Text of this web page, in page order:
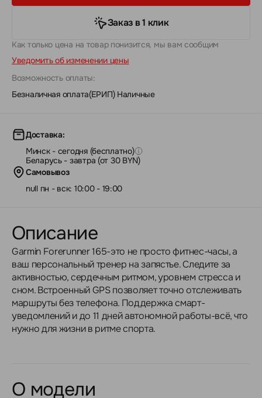
Заказ в 1 клик
Как только цена на товар понизится, мы вам сообщим
Уведомить об изменении цены
Возможность оплаты:
Безналичная оплата(ЕРИП)| Наличные
Доставка:
Минск - сегодня (бесплатно)
Беларусь - завтра (от 30 BYN)
Самовывоз
null пн - вск: 10:00 - 19:00
Описание
Garmin Forerunner 165-это не просто фитнес-часы, а
ваш персональный тренер на запястье. Следите за
активностью, сердечным ритмом, уровнем стресса и
сном. Встроенный GPS позволяет точно отслеживать
маршруты без телефона. Поддержка смарт-
уведомлений и до 11 дней автономной работы-всё, что
нужно для жизни в ритме спорта.
О модели